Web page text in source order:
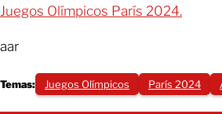
Juegos Olímpicos París 2024.
aar
Temas: Juegos Olímpicos París 2024